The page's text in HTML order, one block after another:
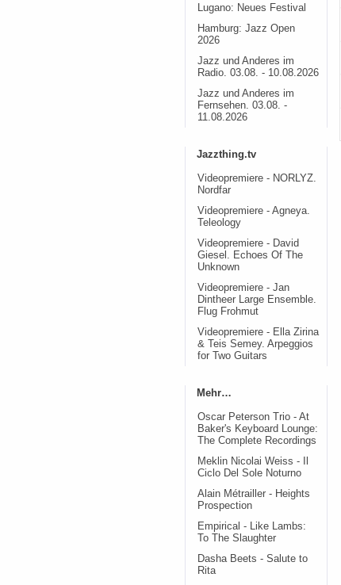
Lugano: Neues Festival
Hamburg: Jazz Open
2026
Jazz und Anderes im
Radio. 03.08. - 10.08.2026
Jazz und Anderes im
Fernsehen. 03.08. -
11.08.2026
Jazzthing.tv
Videopremiere - NORLYZ.
Nordfar
Videopremiere - Agneya.
Teleology
Videopremiere - David
Giesel. Echoes Of The
Unknown
Videopremiere - Jan
Dintheer Large Ensemble.
Flug Frohmut
Videopremiere - Ella Zirina
& Teis Semey. Arpeggios
for Two Guitars
Mehr…
Oscar Peterson Trio - At
Baker's Keyboard Lounge:
The Complete Recordings
Meklin Nicolai Weiss - Il
Ciclo Del Sole Noturno
Alain Métrailler - Heights
Prospection
Empirical - Like Lambs:
To The Slaughter
Dasha Beets - Salute to
Rita